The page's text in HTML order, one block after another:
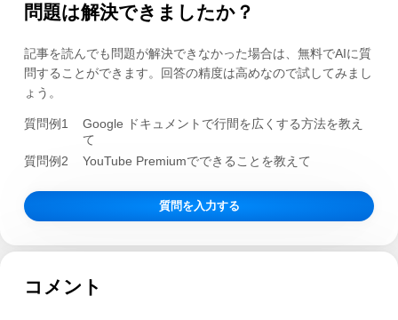
問題は解決できましたか？
記事を読んでも問題が解決できなかった場合は、無料でAIに質
問することができます。回答の精度は高めなので試してみまし
ょう。
質問例1
Google ドキュメントで行間を広くする方法を教え
て
質問例2
YouTube Premiumでできることを教えて
質問を入力する
コメント